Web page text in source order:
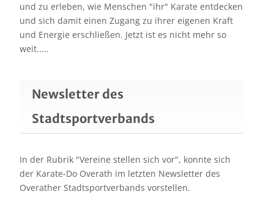
und zu erleben, wie Menschen "ihr" Karate entdecken
und sich damit einen Zugang zu ihrer eigenen Kraft
und Energie erschließen. Jetzt ist es nicht mehr so
weit.....
Newsletter des
Stadtsportverbands
In der Rubrik "Vereine stellen sich vor", konnte sich
der Karate-Do Overath im letzten Newsletter des
Overather Stadtsportverbands vorstellen.